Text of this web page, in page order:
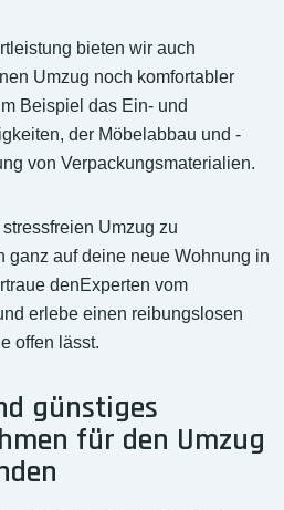
bieten wir auch
Umzug noch komfortabler
Beispiel das Ein- und
der Möbelabbau und -
von Verpackungsmaterialien.
Umzug zu
ganz auf deine neue Wohnung in
denExperten vom
erlebe einen reibungslosen
offen lässt.
günstiges
für den Umzug